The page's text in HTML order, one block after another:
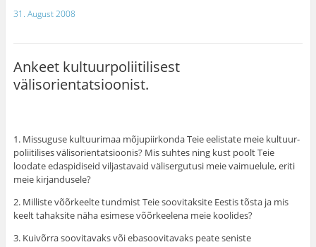
31. August 2008
Ankeet kultuurpoliitilisest
välisorientatsioonist.
1. Missuguse kultuurimaa mõjupiirkonda Teie eelistate meie kultuur­
poliitilises välisorientatsioonis? Mis suhtes ning kust poolt Teie
loodate edaspidiseid viljastavaid välisergutusi meie vaimuelule, eriti
meie kirjandusele?
2. Milliste võõrkeelte tundmist Teie soovitaksite Eestis tõsta ja mis
keelt tahaksite näha esimese võõrkeelena meie koolides?
3. Kuivõrra soovitavaks või ebasoovitavaks peate seniste